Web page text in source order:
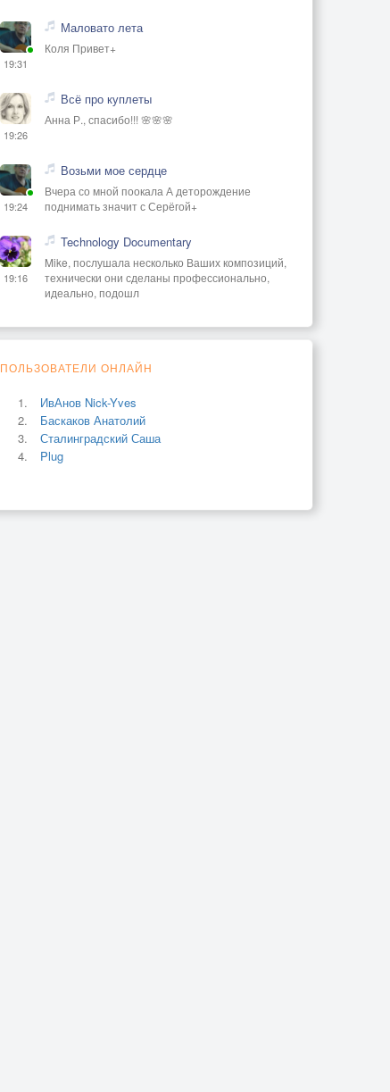
19:31
Маловато лета
Коля Привет+
19:26
Всё про куплеты
Анна Р., спасибо!!! 🌸🌸🌸
19:24
Возьми мое сердце
Вчера со мной поокала А деторождение
поднимать значит с Серёгой+
19:16
Technology Documentary
Mike, послушала несколько Ваших композиций,
технически они сделаны профессионально,
идеально, подошл
ПОЛЬЗОВАТЕЛИ ОНЛАЙН
ИвАнов Nick-Yves
Баскаков Анатолий
Сталинградский Саша
Plug